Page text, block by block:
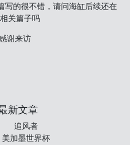
写的很不错，请问海缸后续还在
关篇子吗
谢来访
新文章
追风者
美加墨世界杯